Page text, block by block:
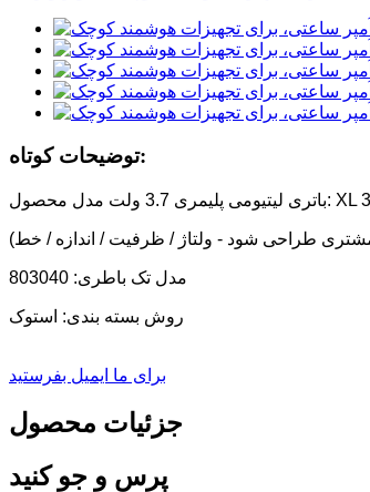
توضیحات کوتاه:
مدل تک باطری: 803040
روش بسته بندی: استوک
برای ما ایمیل بفرستید
جزئیات محصول
پرس و جو کنید